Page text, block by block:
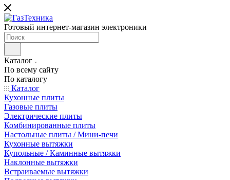
Готовый интернет-магазин электроники
Каталог
По всему сайту
По каталогу
Каталог
Кухонные плиты
Газовые плиты
Электрические плиты
Комбинированные плиты
Настольные плиты / Мини-печи
Кухонные вытяжки
Купольные / Каминные вытяжки
Наклонные вытяжки
Встраиваемые вытяжки